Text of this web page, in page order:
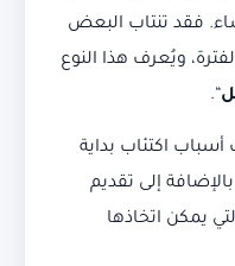
فقد تنتاب البعض
ويُعرف هذا النوع
“.
اكتئاب بداية
بالإضافة إلى تقديم
يمكن اتخاذها